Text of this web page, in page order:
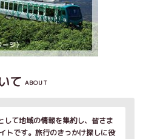
て ABOUT
て地域の情報を集約し、皆さま
トです。旅行のきっかけ探しに役